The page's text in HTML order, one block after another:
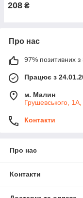
208 ₴
Про нас
97% позитивних з
Працює з
м. Малин
Грушевського,
Контакти
Про нас
Контакти